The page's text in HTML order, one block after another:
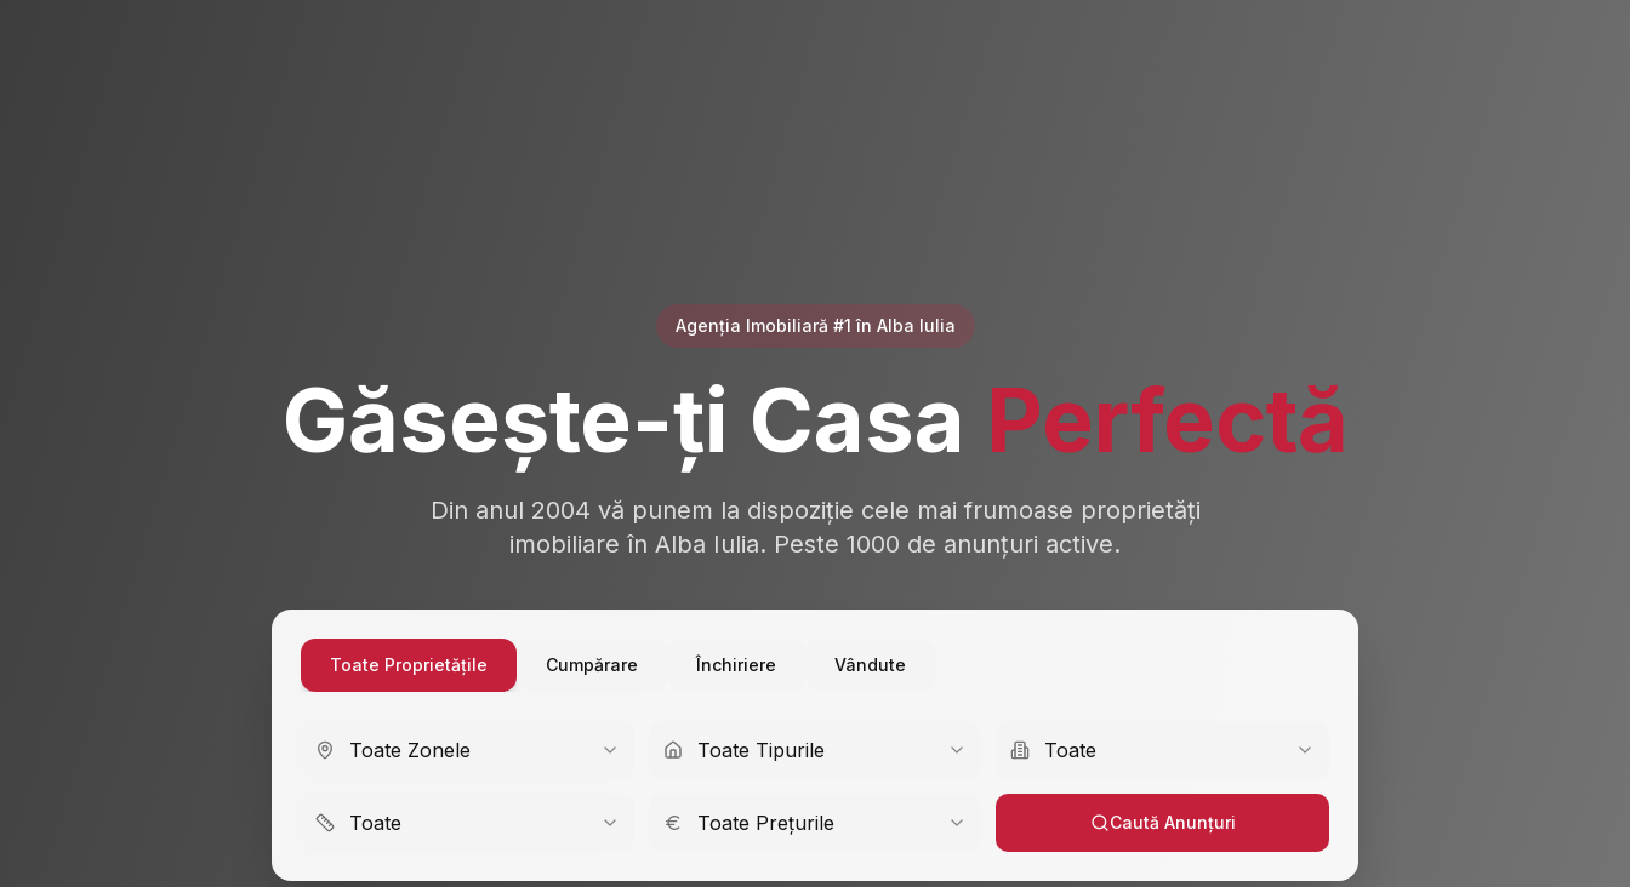
Agenția Imobiliară #1 în Alba Iulia
Găsește-ți Casa Perfectă
Din anul 2004 vă punem la dispoziție cele mai frumoase proprietăți
imobiliare în Alba Iulia. Peste 1000 de anunțuri active.
Toate Proprietățile Cumpărare Închiriere Vândute
Toate Zonele Toate Tipurile Toate
Toate Toate Prețurile Caută Anunțuri